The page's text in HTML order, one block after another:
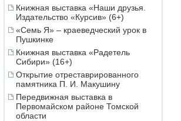
Книжная выставка «Наши друзья.
Издательство «Курсив» (6+)
«Семь Я» – краеведческий урок в
Пушкинке
Книжная выставка «Радетель
Сибири» (16+)
Открытие отреставрированного
памятника П. И. Макушину
Передвижная выставка в
Первомайском районе Томской
области